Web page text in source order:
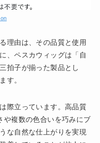
理由は、その品質と使用
、ペスカウィッグは「自
拍子が揃った製品とし
す。
際立っています。高品質
や複数の色合いを巧みにブ
な自然な仕上がりを実現